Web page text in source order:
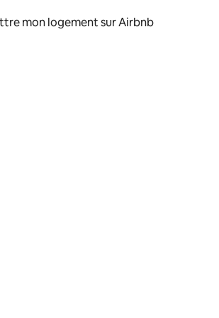
mon logement sur Airbnb